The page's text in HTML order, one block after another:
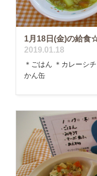
1月18日(金)の給食
2019.01.18
＊ごはん ＊カレーシ
かん缶